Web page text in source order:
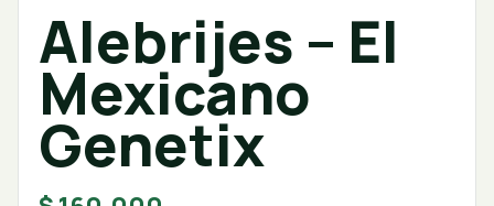
Alebrijes – El
Mexicano
Genetix